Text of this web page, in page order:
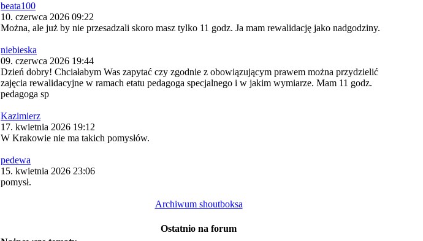
beata100
10. czerwca 2026 09:22
Można, ale już by nie przesadzali skoro masz tylko 11 godz. Ja mam rewalidację jako nadgodziny.
niebieska
09. czerwca 2026 19:44
Dzień dobry! Chciałabym Was zapytać czy zgodnie z obowiązującym prawem można przydzielić
zajęcia rewalidacyjne w ramach etatu pedagoga specjalnego i w jakim wymiarze. Mam 11 godz.
pedagoga sp
Kazimierz
17. kwietnia 2026 19:12
W Krakowie nie ma takich pomysłów.
pedewa
15. kwietnia 2026 23:06
pomysł.
Archiwum shoutboksa
Ostatnio na forum